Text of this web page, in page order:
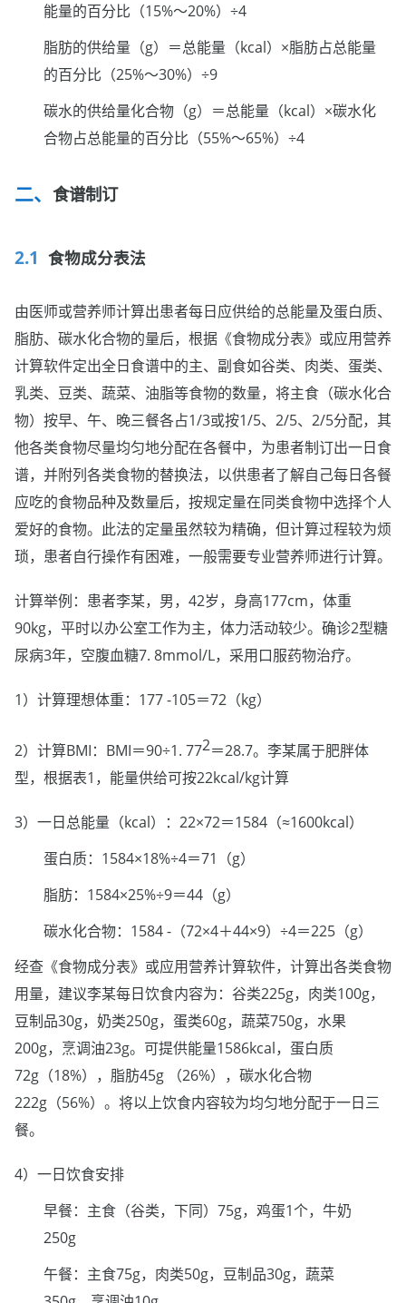
能量的百分比（15%～20%）÷4
脂肪的供给量（g）＝总能量（kcal）×脂肪占总能量
的百分比（25%～30%）÷9
碳水的供给量化合物（g）＝总能量（kcal）×碳水化
合物占总能量的百分比（55%～65%）÷4
食谱制订
食物成分表法
由医师或营养师计算出患者每日应供给的总能量及蛋白质、
脂肪、碳水化合物的量后，根据《食物成分表》或应用营养
计算软件定出全日食谱中的主、副食如谷类、肉类、蛋类、
乳类、豆类、蔬菜、油脂等食物的数量，将主食（碳水化合
物）按早、午、晚三餐各占1/3或按1/5、2/5、2/5分配，其
他各类食物尽量均匀地分配在各餐中，为患者制订出一日食
谱，并附列各类食物的替换法，以供患者了解自己每日各餐
应吃的食物品种及数量后，按规定量在同类食物中选择个人
爱好的食物。此法的定量虽然较为精确，但计算过程较为烦
琐，患者自行操作有困难，一般需要专业营养师进行计算。
计算举例：患者李某，男，42岁，身高177cm，体重
90kg，平时以办公室工作为主，体力活动较少。确诊2型糖
尿病3年，空腹血糖7. 8mmol/L，采用口服药物治疗。
1）计算理想体重：177 -105＝72（kg）
2）计算BMI：BMI＝90÷1. 772＝28.7。李某属于肥胖体
型，根据表1，能量供给可按22kcal/kg计算
3）一日总能量（kcal）：22×72＝1584（≈1600kcal）
蛋白质：1584×18%÷4＝71（g）
脂肪：1584×25%÷9＝44（g）
碳水化合物：1584 -（72×4＋44×9）÷4＝225（g）
经查《食物成分表》或应用营养计算软件，计算出各类食物
用量，建议李某每日饮食内容为：谷类225g，肉类100g，
豆制品30g，奶类250g，蛋类60g，蔬菜750g，水果
200g，烹调油23g。可提供能量1586kcal，蛋白质
72g（18%），脂肪45g （26%），碳水化合物
222g（56%）。将以上饮食内容较为均匀地分配于一日三
餐。
4）一日饮食安排
早餐：主食（谷类，下同）75g，鸡蛋1个，牛奶
250g
午餐：主食75g，肉类50g，豆制品30g，蔬菜